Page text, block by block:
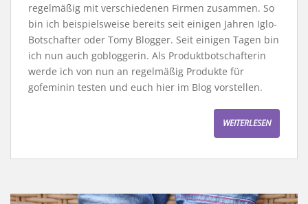
regelmäßig mit verschiedenen Firmen zusammen. So
bin ich beispielsweise bereits seit einigen Jahren Iglo-
Botschafter oder Tomy Blogger. Seit einigen Tagen bin
ich nun auch gobloggerin. Als Produktbotschafterin
werde ich von nun an regelmäßig Produkte für
gofeminin testen und euch hier im Blog vorstellen.
WEITERLESEN